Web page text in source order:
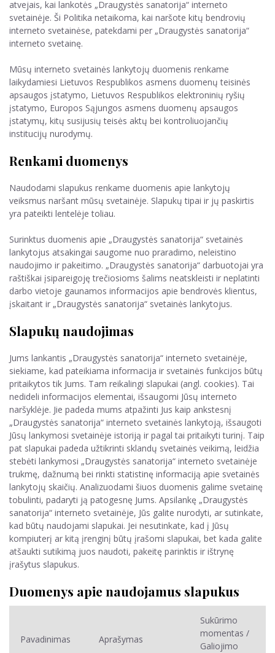
atvejais, kai lankotės „Draugystės sanatorija“ interneto
svetainėje. Ši Politika netaikoma, kai naršote kitų bendrovių
interneto svetainėse, patekdami per „Draugystės sanatorija“
interneto svetainę.
Mūsų interneto svetainės lankytojų duomenis renkame
laikydamiesi Lietuvos Respublikos asmens duomenų teisinės
apsaugos įstatymo, Lietuvos Respublikos elektroninių ryšių
įstatymo, Europos Sąjungos asmens duomenų apsaugos
įstatymų, kitų susijusių teisės aktų bei kontroliuojančių
institucijų nurodymų.
Renkami duomenys
Naudodami slapukus renkame duomenis apie lankytojų
veiksmus naršant mūsų svetainėje. Slapukų tipai ir jų paskirtis
yra pateikti lentelėje toliau.
Surinktus duomenis apie „Draugystės sanatorija“ svetainės
lankytojus atsakingai saugome nuo praradimo, neleistino
naudojimo ir pakeitimo. „Draugystės sanatorija“ darbuotojai yra
raštiškai įsipareigoję trečiosioms šalims neatskleisti ir neplatinti
darbo vietoje gaunamos informacijos apie bendrovės klientus,
įskaitant ir „Draugystės sanatorija“ svetainės lankytojus.
Slapukų naudojimas
Jums lankantis „Draugystės sanatorija“ interneto svetainėje,
siekiame, kad pateikiama informacija ir svetainės funkcijos būtų
pritaikytos tik Jums. Tam reikalingi slapukai (angl. cookies). Tai
nedideli informacijos elementai, išsaugomi Jūsų interneto
naršyklėje. Jie padeda mums atpažinti Jus kaip ankstesnį
„Draugystės sanatorija“ interneto svetainės lankytoją, išsaugoti
Jūsų lankymosi svetainėje istoriją ir pagal tai pritaikyti turinį. Taip
pat slapukai padeda užtikrinti sklandų svetainės veikimą, leidžia
stebėti lankymosi „Draugystės sanatorija“ interneto svetainėje
trukmę, dažnumą bei rinkti statistinę informaciją apie svetainės
lankytojų skaičių. Analizuodami šiuos duomenis galime svetainę
tobulinti, padaryti ją patogesnę Jums. Apsilankę „Draugystės
sanatorija“ interneto svetainėje, Jūs galite nurodyti, ar sutinkate,
kad būtų naudojami slapukai. Jei nesutinkate, kad į Jūsų
kompiuterį ar kitą įrenginį būtų įrašomi slapukai, bet kada galite
atšaukti sutikimą juos naudoti, pakeitę parinktis ir ištrynę
įrašytus slapukus.
Duomenys apie naudojamus slapukus
Pavadinimas Aprašymas
Sukūrimo
momentas /
Galiojimo